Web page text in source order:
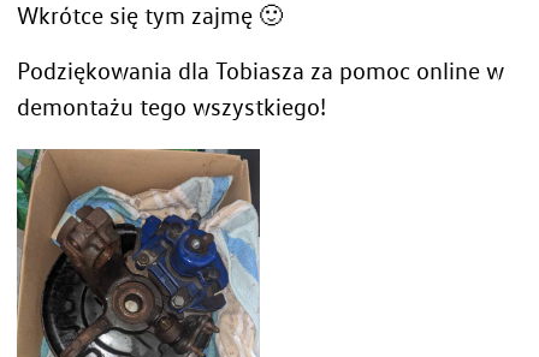
Wkrótce się tym zajmę 🙂
Podziękowania dla Tobiasza za pomoc online w
demontażu tego wszystkiego!